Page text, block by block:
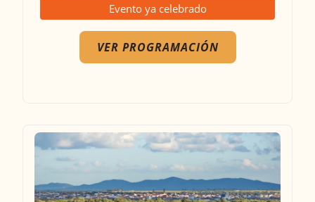
Evento ya celebrado
VER PROGRAMACIÓN